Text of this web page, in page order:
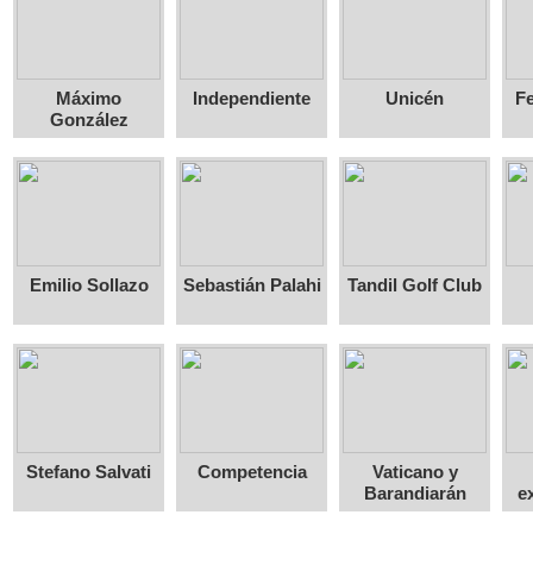
Máximo
González
Independiente Unicén
Emilio Sollazo Sebastián Palahi Tandil Golf Club
Stefano Salvati Competencia
Vaticano y
Barandiarán